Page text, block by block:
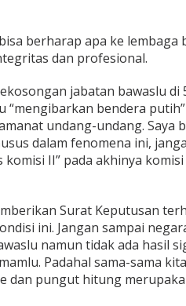
berharap apa ke lembaga
dan profesional.
jabatan bawaslu di
bendera
undang-undang. Saya
dalam fenomena ini,
II” pada akhinya
Surat Keputusan
ini. Jangan sampai
namun tidak ada hasil
Padahal sama-sama
dan pungut hitung